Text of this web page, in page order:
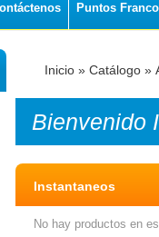
Puntos Franco
Inicio » Catálogo »
Bienvenido
Instantaneos
No hay productos en